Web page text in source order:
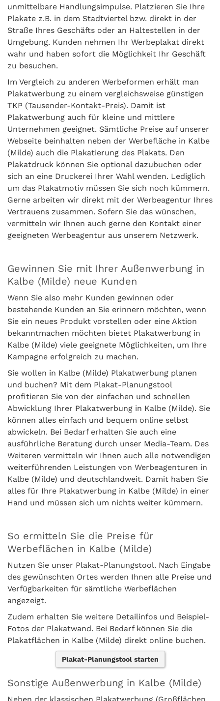
unmittelbare Handlungsimpulse. Platzieren Sie Ihre
Plakate z.B. in dem Stadtviertel bzw. direkt in der
Straße Ihres Geschäfts oder an Haltestellen in der
Umgebung. Kunden nehmen Ihr Werbeplakat direkt
wahr und haben sofort die Möglichkeit Ihr Geschäft
zu besuchen.
Im Vergleich zu anderen Werbeformen erhält man
Plakatwerbung zu einem vergleichsweise günstigen
TKP (Tausender-Kontakt-Preis). Damit ist
Plakatwerbung auch für kleine und mittlere
Unternehmen geeignet. Sämtliche Preise auf unserer
Webseite beinhalten neben der Werbefläche in Kalbe
(Milde) auch die Plakatierung des Plakats. Den
Plakatdruck können Sie optional dazubuchen oder
sich an eine Druckerei Ihrer Wahl wenden. Lediglich
um das Plakatmotiv müssen Sie sich noch kümmern.
Gerne arbeiten wir direkt mit der Werbeagentur Ihres
Vertrauens zusammen. Sofern Sie das wünschen,
vermitteln wir Ihnen auch gerne den Kontakt einer
geeigneten Werbeagentur aus unserem Netzwerk.
Gewinnen Sie mit Ihrer Außenwerbung in
Kalbe (Milde) neue Kunden
Wenn Sie also mehr Kunden gewinnen oder
bestehende Kunden an Sie erinnern möchten, wenn
Sie ein neues Produkt vorstellen oder eine Aktion
bekanntmachen möchten bietet Plakatwerbung in
Kalbe (Milde) viele geeignete Möglichkeiten, um Ihre
Kampagne erfolgreich zu machen.
Sie wollen in Kalbe (Milde) Plakatwerbung planen
und buchen? Mit dem Plakat-Planungstool
profitieren Sie von der einfachen und schnellen
Abwicklung Ihrer Plakatwerbung in Kalbe (Milde). Sie
können alles einfach und bequem online selbst
abwickeln. Bei Bedarf erhalten Sie auch eine
ausführliche Beratung durch unser Media-Team. Des
Weiteren vermitteln wir Ihnen auch alle notwendigen
weiterführenden Leistungen von Werbeagenturen in
Kalbe (Milde) und deutschlandweit. Damit haben Sie
alles für Ihre Plakatwerbung in Kalbe (Milde) in einer
Hand und müssen sich um nichts weiter kümmern.
So ermitteln Sie die Preise für
Werbeflächen in Kalbe (Milde)
Nutzen Sie unser Plakat-Planungstool. Nach Eingabe
des gewünschten Ortes werden Ihnen alle Preise und
Verfügbarkeiten für sämtliche Werbeflächen
angezeigt.
Zudem erhalten Sie weitere Detailinfos und Beispiel-
Fotos der Plakatwand. Bei Bedarf können Sie die
Plakatflächen in Kalbe (Milde) direkt online buchen.
Plakat-Planungstool starten
Sonstige Außenwerbung in Kalbe (Milde)